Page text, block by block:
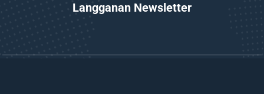
Langganan Newsletter